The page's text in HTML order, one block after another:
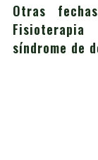
Otras
síndrome de